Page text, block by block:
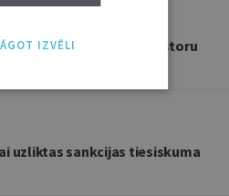
noraida Maltas investoru
uzliktas sankcijas tiesiskuma
IZVĒLI